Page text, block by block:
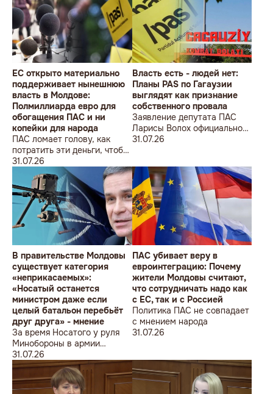
ÎMPOTRIVA MOLDOVEI!
Lecțiile istoriei și provocările
prezentului (la împlinirea a
550 de ani de la bătălia de la
Războieni)
ЕС открыто материально
поддерживает нынешнюю
власть в Молдове:
Полмиллиарда евро для
обогащения ПАС и ни
копейки для народа
ПАС ломает голову, как
потратить эти деньги, чтобы
оппозиция меньше ворчала,
ведь полмиллиарда
незаметно в карман не
положишь
31.07.26
Власть есть - людей нет:
Планы PAS по Гагаузии
выглядят как признание
собственного провала
Заявление депутата ПАС
Ларисы Волох официально
подтвердило провал
Молдовы
31.07.26
В правительстве Молдовы
существует категория
«неприкасаемых»:
«Носатый останется
министром даже если
целый батальон перебьёт
друг друга» - мнение
За время Носатого у руля
Минобороны в армии
погибли 9 человек в мирное
время, включая
несовершеннолетнего
юношу
31.07.26
ПАС убивает веру в
евроинтеграцию: Почему
жители Молдовы считают,
что сотрудничать надо как
с ЕС, так и с Россией
Политика ПАС не совпадает
с мнением народа
31.07.26